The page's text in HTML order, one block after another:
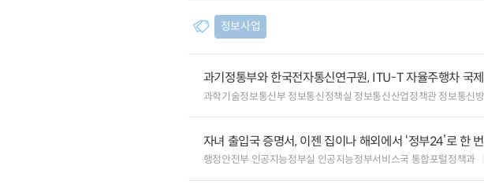
정보사업
과기정통부와 한국전자통신연구원, ITU-T 자율주행차 국
과학기술정보통신부 정보통신정책실 정보통신산업정책관 정보통신
자녀 출입국 증명서, 이젠 집이나 해외에서 ‘정부24’로 한
행정안전부 인공지능정부실 인공지능정부서비스국 통합포털정책과